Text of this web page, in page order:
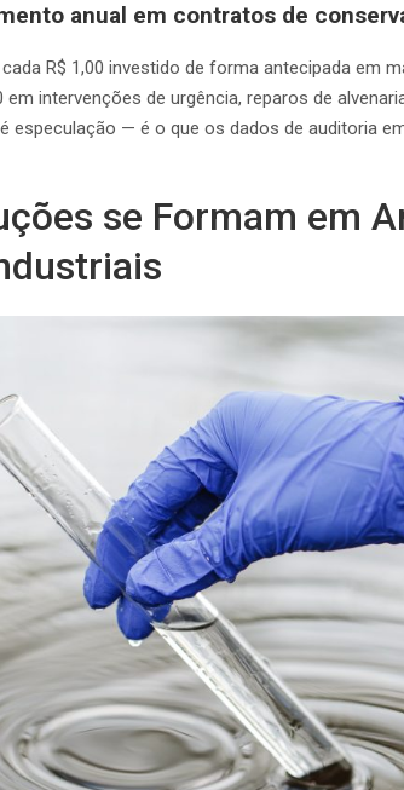
anual em contratos de
R$ 1,00 investido de forma antecipada em
em intervenções de urgência, reparos de
especulação — é o que os dados de auditoria
se Formam em